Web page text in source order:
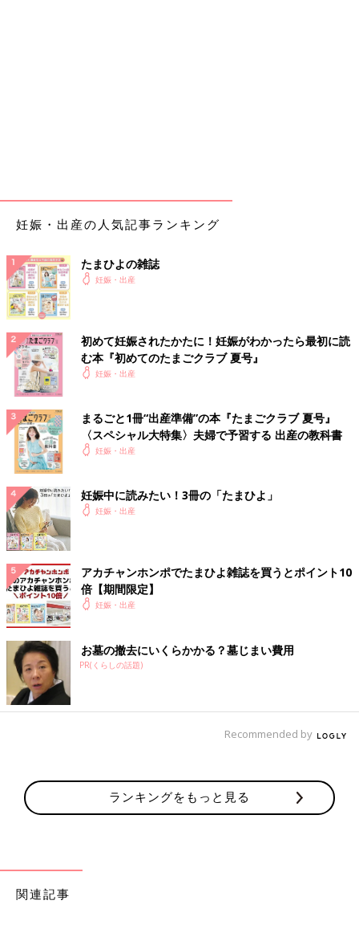
いいですね😂焼いちゃいましょう👏✨
関連するその他の投稿
あ＊＊＊＊＊さん
トキソプラズマの検査って任意なの…？一度食べてしまったロー
ストビーフが不安すぎて検査したいけど…いくらぐらいかかるか
なぁ。でも不安の方が大きいから検査したい😢.....
＜続きはアプリから＞
胎児のトキソプラズマ感染ってどうやって検査するんですかね？
通常の妊婦健診の血液検査ではどこまで見てるんだろう？NIPT
受けるしかないのかな？ローストビーフとレア肉を食べてしまっ
＜続きはアプリから＞
コストコでクリスマスの時に買って美味しかったローストビーフ
もダメだと後から気づく😱ローストビーフはちゃんと加熱したら
食べても大丈夫ですよね？.....
妊娠・出産の人気記事ランキング
たまひよの雑誌
妊娠・出産
初めて妊娠されたかたに！妊娠がわかったら最初に読
む本『初めてのたまごクラブ 夏号』
妊娠・出産
まるごと1冊“出産準備”の本『たまごクラブ 夏号』
〈スペシャル大特集〉夫婦で予習する 出産の教科書
妊娠・出産
妊娠中に読みたい！3冊の「たまひよ」
妊娠・出産
アカチャンホンポでたまひよ雑誌を買うとポイント10
倍【期間限定】
妊娠・出産
お墓の撤去にいくらかかる？墓じまい費用
PR(くらしの話題)
Recommended by
ランキングをもっと見る
関連記事